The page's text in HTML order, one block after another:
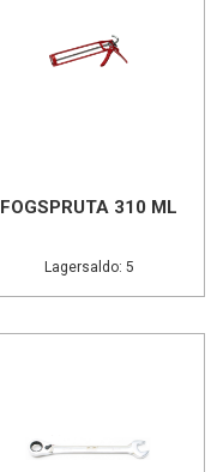
FOGSPRUTA 310 ML
Lagersaldo: 5